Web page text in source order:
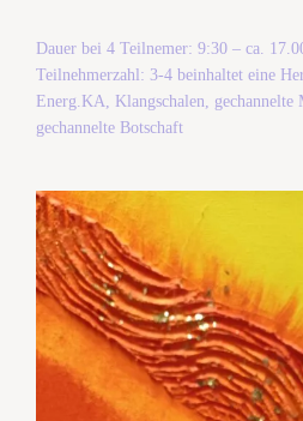
Dauer bei 4 Teilnemer: 9:30 – ca.
Teilnehmerzahl: 3-4 beinhaltet eine
Energ.KA, Klangschalen, gechannelte
gechannelte Botschaft